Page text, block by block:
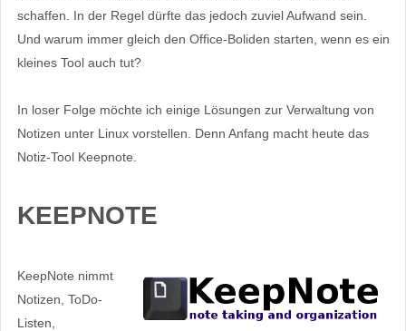
schaffen. In der Regel dürfte das jedoch zuviel Aufwand sein.
Und warum immer gleich den Office-Boliden starten, wenn es ein
kleines Tool auch tut?
In loser Folge möchte ich einige Lösungen zur Verwaltung von
Notizen unter Linux vorstellen. Denn Anfang macht heute das
Notiz-Tool Keepnote.
KEEPNOTE
KeepNote nimmt
Notizen, ToDo-
Listen,